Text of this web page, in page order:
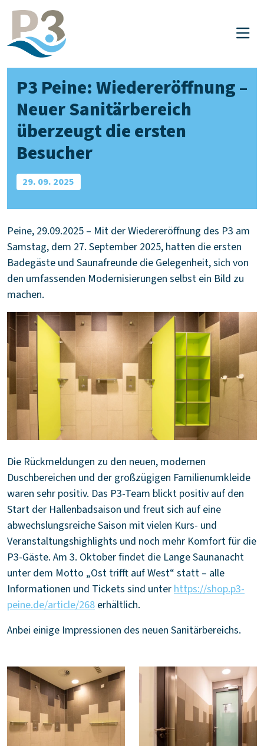
P3 Peine: Wiedereröffnung –
Neuer Sanitärbereich
überzeugt die ersten
Besucher
29. 09. 2025
Peine, 29.09.2025 – Mit der Wiedereröffnung des P3 am
Samstag, dem 27. September 2025, hatten die ersten
Badegäste und Saunafreunde die Gelegenheit, sich von
den umfassenden Modernisierungen selbst ein Bild zu
machen.
Die Rückmeldungen zu den neuen, modernen
Duschbereichen und der großzügigen Familienumkleide
waren sehr positiv. Das P3-Team blickt positiv auf den
Start der Hallenbadsaison und freut sich auf eine
abwechslungsreiche Saison mit vielen Kurs- und
Veranstaltungshighlights und noch mehr Komfort für die
P3-Gäste. Am 3. Oktober findet die Lange Saunanacht
unter dem Motto „Ost trifft auf West“ statt – alle
Informationen und Tickets sind unterhttps://shop.p3-
peine.de/article/268erhältlich.
Anbei einige Impressionen des neuen Sanitärbereichs.